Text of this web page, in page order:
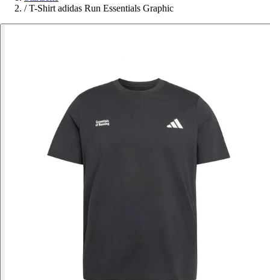
/ T-Shirt adidas Run Essentials Graphic